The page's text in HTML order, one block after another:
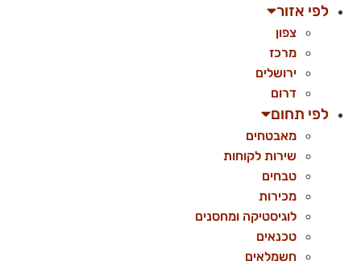
לפי אזור
צפון
מרכז
ירושלים
דרום
לפי תחום
מאבטחים
שירות לקוחות
טבחים
מכירות
לוגיסטיקה ומחסנים
טכנאים
חשמלאים